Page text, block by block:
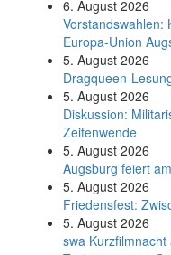
6. August 2026
Vorstandswahlen:
Europa-Union
5. August 2026
Dragqueen-
5. August 2026
Diskussion:
Zeitenwende
5. August 2026
Augsburg feiert
5. August 2026
Friedensfest:
5. August 2026
swa